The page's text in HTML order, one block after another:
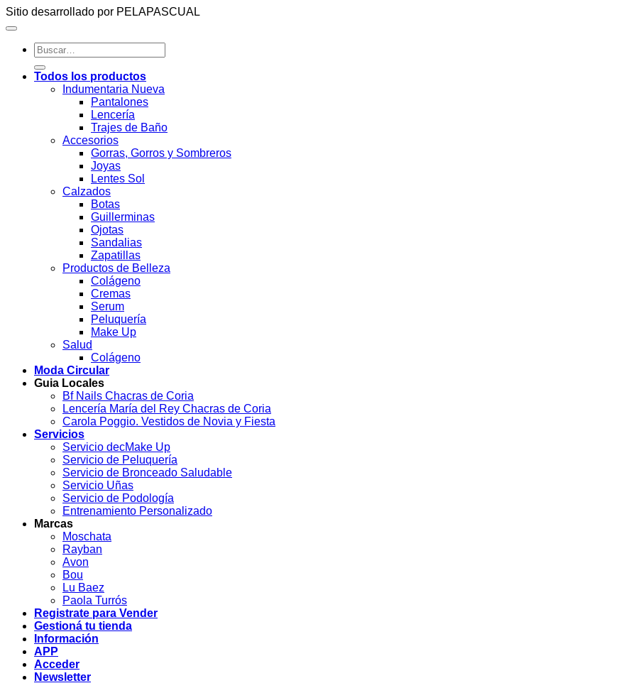
Sitio desarrollado por PELAPASCUAL
Buscar
por:
Todos los productos
Indumentaria Nueva
Pantalones
Lencería
Trajes de Baño
Accesorios
Gorras, Gorros y Sombreros
Joyas
Lentes Sol
Calzados
Botas
Guillerminas
Ojotas
Sandalias
Zapatillas
Productos de Belleza
Colágeno
Cremas
Serum
Peluquería
Make Up
Salud
Colágeno
Moda Circular
Guia Locales
Bf Nails Chacras de Coria
Lencería María del Rey Chacras de Coria
Carola Poggio. Vestidos de Novia y Fiesta
Servicios
Servicio decMake Up
Servicio de Peluquería
Servicio de Bronceado Saludable
Servicio Uñas
Servicio de Podología
Entrenamiento Personalizado
Marcas
Moschata
Rayban
Avon
Bou
Lu Baez
Paola Turrós
Registrate para Vender
Gestioná tu tienda
Información
APP
Acceder
Newsletter